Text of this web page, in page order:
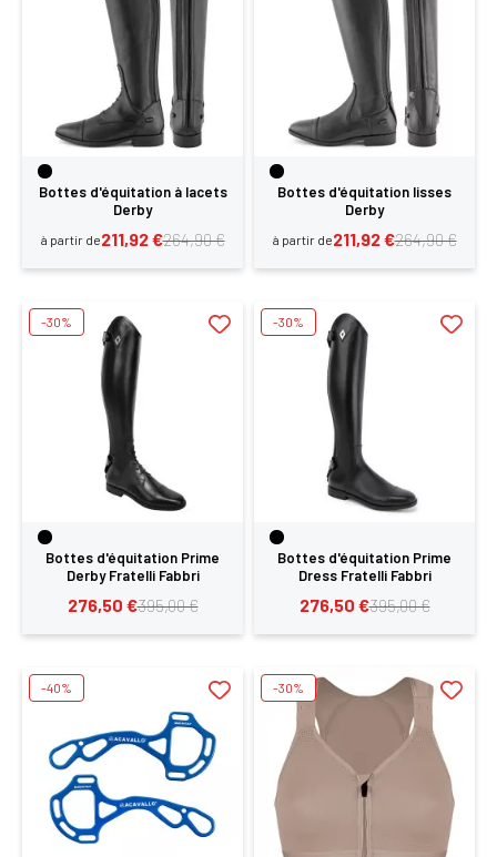
Bottes d'équitation à lacets
Derby
à partir de 264,90 €
211,92 €
Bottes d'équitation lisses
Derby
à partir de 264,90 €
211,92 €
Bottes d'équitation Prime
Derby Fratelli Fabbri
395,00 €
276,50 €
-30%
Bottes d'équitation Prime
Dress Fratelli Fabbri
395,00 €
276,50 €
-30%
-40% -30%